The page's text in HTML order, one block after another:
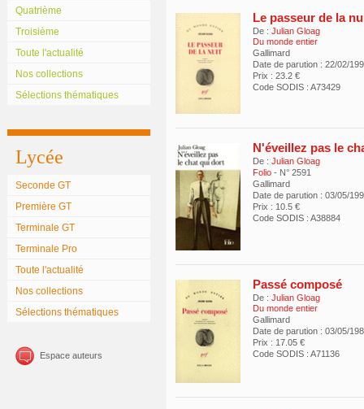
Quatrième
Troisième
Toute l'actualité
Nos collections
Sélections thématiques
Lycée
Seconde GT
Première GT
Terminale GT
Terminale Pro
Toute l'actualité
Nos collections
Sélections thématiques
Espace auteurs
Le passeur de la
De : Julian Gloag
Du monde entier
Gallimard
Date de parution : 22/02/
Prix : 23.2 €
Code SODIS : A73429
N'éveillez pas le
De : Julian Gloag
Folio - N° 2591
Gallimard
Date de parution : 03/05/
Prix : 10.5 €
Code SODIS : A38884
Passé composé
De : Julian Gloag
Du monde entier
Gallimard
Date de parution : 03/05/
Prix : 17.05 €
Code SODIS : A71136